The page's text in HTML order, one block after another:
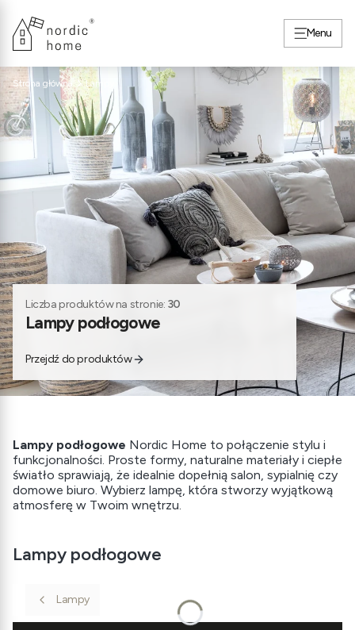
Menu
Strona główna Lampy
Liczba produktów na stronie: 30
Lampy podłogowe
Przejdź do produktów
Lampy podłogowe Nordic Home to połączenie stylu i
funkcjonalności. Proste formy, naturalne materiały i ciepłe
światło sprawiają, że idealnie dopełnią salon, sypialnię czy
domowe biuro. Wybierz lampę, która stworzy wyjątkową
atmosferę w Twoim wnętrzu.
Lampy podłogowe
Lampy